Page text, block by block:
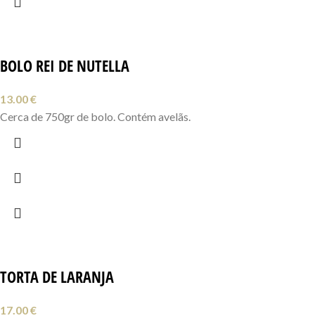
BOLO REI DE NUTELLA
13.00€
Cerca de 750gr de bolo. Contém avelãs.
TORTA DE LARANJA
17.00€